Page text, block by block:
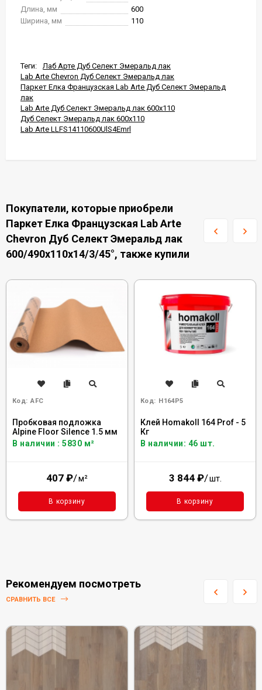
Длина, мм
600
Ширина, мм
110
Теги:
Лаб Арте Дуб Селект Эмеральд лак
Lab Arte Chevron Дуб Селект Эмеральд лак
Паркет Елка Французская Lab Arte Дуб Селект Эмеральд
лак
Lab Arte Дуб Селект Эмеральд лак 600x110
Дуб Селект Эмеральд лак 600x110
Lab Arte LLFS14110600UlS4Emrl
Покупатели, которые приобрели
Паркет Елка Французская Lab Arte
Chevron Дуб Селект Эмеральд лак
600/490х110х14/3/45°, также купили
Код: AFC
Пробковая подложка
Alpine Floor Silence 1.5 мм
В наличии : 5830 м²
407 ₽/м²
В корзину
Код: H164P5
Клей Homakoll 164 Prof - 5
Кг
В наличии: 46 шт.
3 844 ₽/шт.
В корзину
Рекомендуем посмотреть
СРАВНИТЬ ВСЕ